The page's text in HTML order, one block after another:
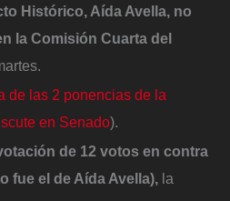
Histórico, Aída Avella, no
la Comisión Cuarta del
de las 2 ponencias de la
en Senado).
de 12 votos en contra
fue el de Aída Avella), la